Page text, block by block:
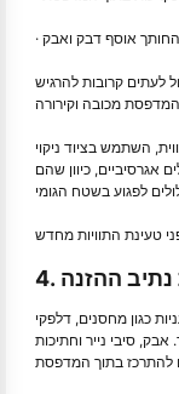
החותך אוסף דבק ואבק
לעתים קרובות להרגיש
השתמש בציוד ניקוי
אגרסיביים, כיוון שהם
נתיב ההזנה
כגון מחסנים, דלפקי
אבק, סיבי נייר וחתיכות